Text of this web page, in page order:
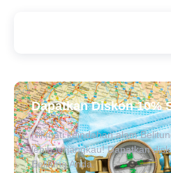
Dapatkan Diskon 10%
Nikmati keindahan alam
lebih terjangkau! Dapatkan
Belitung Anda.